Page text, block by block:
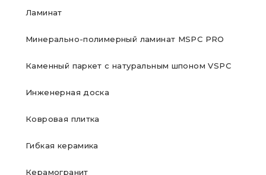
Ламинат
Минерально-полимерный ламинат MSPC PRO
Каменный паркет с натуральным шпоном VSPC
Инженерная доска
Ковровая плитка
Гибкая керамика
Керамогранит